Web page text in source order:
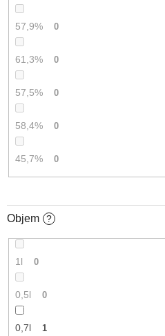
57,9% 0
61,3% 0
57,5% 0
58,4% 0
45,7% 0
Objem ?
1l 0
0,5l 0
0,7l 1